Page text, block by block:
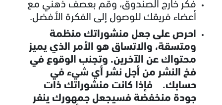
فكر خارج الصندوق، وقم بعصف ذهني مع
أعضاء فريقك للوصول إلى الفكرة الأفضل.
احرص على جعل منشوراتك منظمة
ومتسقة، والاتساق هو الأمر الذي يميز
محتواك عن الآخرين. وتجنب الوقوع في
فخ النشر من أجل نشر أي شيء في
حسابك. فإذا كانت منشوراتك ذات
جودة منخفضة فسيجعل جمهورك ينفر